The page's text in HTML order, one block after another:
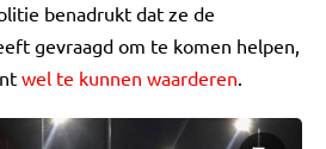
benadrukt dat ze de
gevraagd om te komen helpen,
wel te kunnen waarderen.